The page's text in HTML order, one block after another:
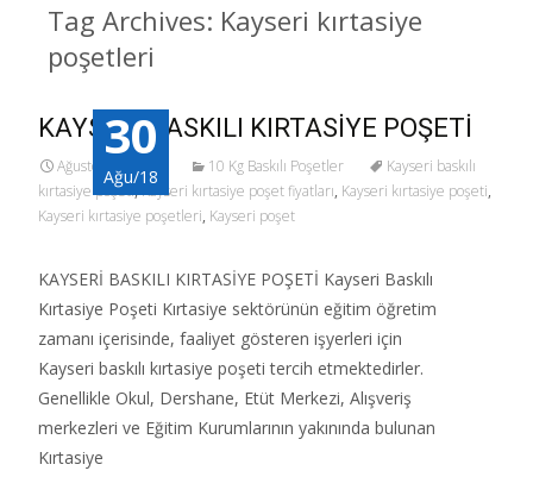
Tag Archives: Kayseri kırtasiye
poşetleri
30
Ağu/18
KAYSERİ BASKILI KIRTASİYE POŞETİ
Ağustos 30, 2018 10 Kg Baskılı Poşetler
Kayseri baskılı
kırtasiye poşeti,Kayseri kırtasiye poşet fiyatları, Kayseri kırtasiye poşeti,
Kayseri kırtasiye poşetleri, Kayseri poşet
KAYSERİ BASKILI KIRTASİYE POŞETİ Kayseri Baskılı
Kırtasiye Poşeti Kırtasiye sektörünün eğitim öğretim
zamanı içerisinde, faaliyet gösteren işyerleri için
Kayseri baskılı kırtasiye poşeti tercih etmektedirler.
Genellikle Okul, Dershane, Etüt Merkezi, Alışveriş
merkezleri ve Eğitim Kurumlarının yakınında bulunan
Kırtasiye